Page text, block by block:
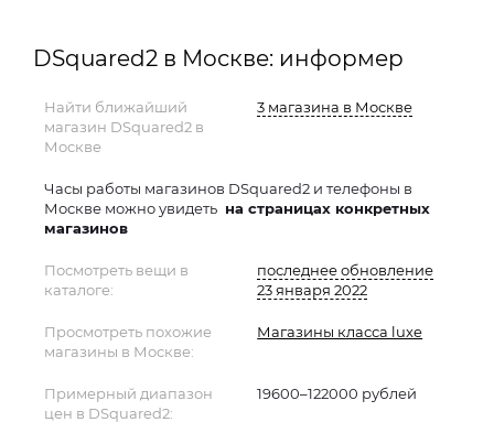
DSquared2 в Москве: информер
Найти ближайший
магазин DSquared2 в
Москве
3 магазина в Москве
Часы работы магазинов DSquared2 и телефоны в
Москве можно увидеть на страницах конкретных
магазинов
Посмотреть вещи в
каталоге:
последнее обновление
23 января 2022
Просмотреть похожие
магазины в Москве:
Магазины класса luxe
Примерный диапазон
цен в DSquared2:
19600–122000 рублей